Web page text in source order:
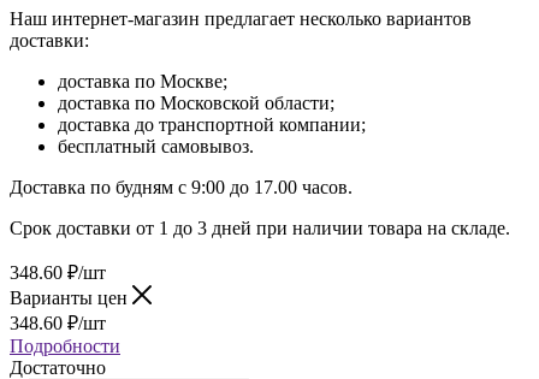
Наш интернет-магазин предлагает несколько вариантов
доставки:
доставка по Москве;
доставка по Московской области;
доставка до транспортной компании;
бесплатный самовывоз.
Доставка по будням с 9:00 до 17.00 часов.
Срок доставки от 1 до 3 дней при наличии товара на складе.
348.60 ₽/шт
Варианты цен
348.60 ₽/шт
Подробности
Достаточно